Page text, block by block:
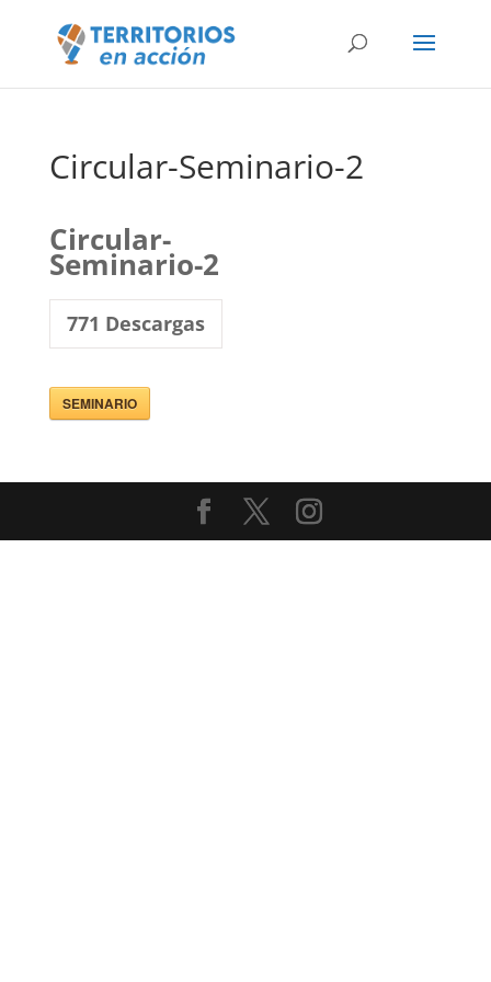
Circular-Seminario-2
Circular-
Seminario-2
771 Descargas
SEMINARIO